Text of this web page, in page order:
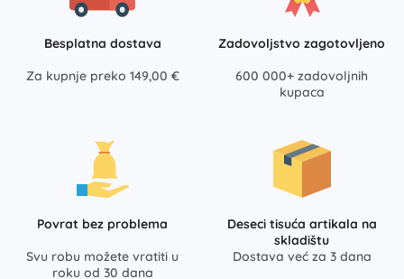
Besplatna dostava
Za kupnje preko 149,00 €
Zadovoljstvo zagotovljeno
600 000+ zadovoljnih
kupaca
Povrat bez problema
Svu robu možete vratiti u
roku od 30 dana
Deseci tisuća artikala na
skladištu
Dostava već za 3 dana